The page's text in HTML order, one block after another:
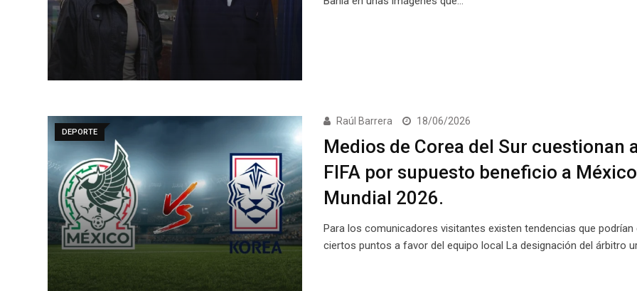
DEPORTE
Raúl Barrera 18/06/2026
Medios de Corea del Sur cuestionan
FIFA por supuesto beneficio a
Mundial 2026.
Para los comunicadores visitantes existen tendencias que podrían
ciertos puntos a favor del equipo local La designación del árbitro